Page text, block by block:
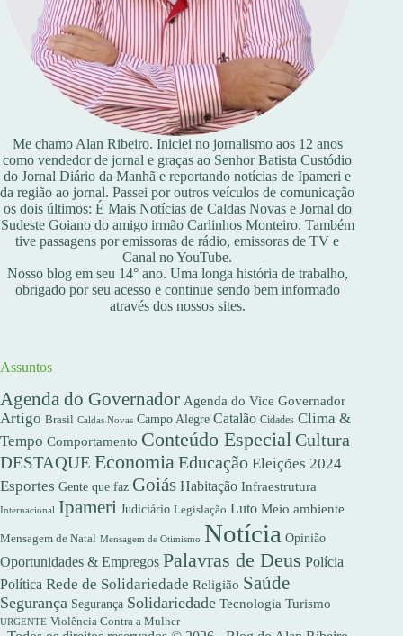
Me chamo Alan Ribeiro. Iniciei no jornalismo aos 12 anos
como vendedor de jornal e graças ao Senhor Batista Custódio
do Jornal Diário da Manhã e reportando notícias de Ipameri e
da região ao jornal. Passei por outros veículos de comunicação
os dois últimos: É Mais Notícias de Caldas Novas e Jornal do
Sudeste Goiano do amigo irmão Carlinhos Monteiro. Também
tive passagens por emissoras de rádio, emissoras de TV e
Canal no YouTube.
Nosso blog em seu 14° ano. Uma longa história de trabalho,
obrigado por seu acesso e continue sendo bem informado
através dos nossos sites.
Assuntos
Agenda do Governador Agenda do Vice Governador
Artigo Brasil Caldas Novas Campo Alegre Catalão Cidades Clima &
Tempo Comportamento Conteúdo EspecialCultura
DESTAQUE EconomiaEducação Eleições 2024
Esportes Gente que faz Goiás Habitação Infraestrutura
Internacional Ipameri Judiciário Legislação Luto Meio ambiente
Mensagem de Natal Mensagem de Otimismo Notícia Opinião
Oportunidades & Empregos Palavras de Deus Polícia
Política Rede de Solidariedade Religião Saúde
Segurança Segurança Solidariedade Tecnologia Turismo
URGENTE Violência Contra a Mulher